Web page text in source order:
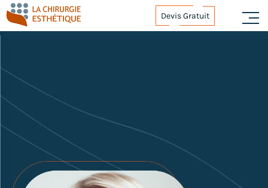
Devis Gratuit